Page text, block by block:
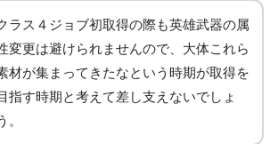
ラス４ジョブ初取得の際も英雄武器の属
変更は避けられませんので、大体これら
材が集まってきたなという時期が取得を
指す時期と考えて差し支えないでしょ
。